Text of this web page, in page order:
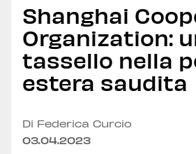
Shanghai
Organization:
tassello nella
estera saudita
Di Federica Curcio
03.04.2023